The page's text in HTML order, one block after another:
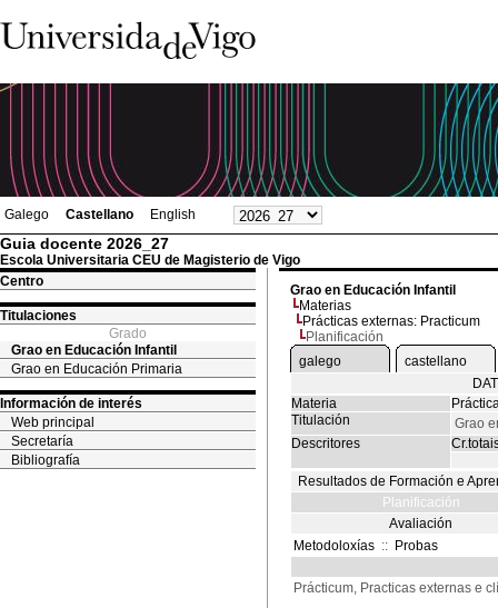
Galego Castellano English
Guia docente 2026_27
Escola Universitaria CEU de Magisterio de Vigo
Centro
Titulaciones
Grado
Grao en Educación Infantil
Grao en Educación Primaria
Información de interés
Web principal
Secretaría
Bibliografía
Grao en Educación Infantil
Materias
Prácticas externas: Practicum
Planificación
galego
castellano
Materia
Titulación
Grao
Descritores
Resultados de Formación e
Planificación
Avaliación
Metodoloxías :: Probas
Prácticum, Practicas externas e